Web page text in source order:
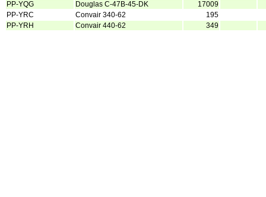
PP-YQG
Douglas C-47B-45-DK
17009
PP-YRC
Convair 340-62
195
PP-YRH
Convair 440-62 349